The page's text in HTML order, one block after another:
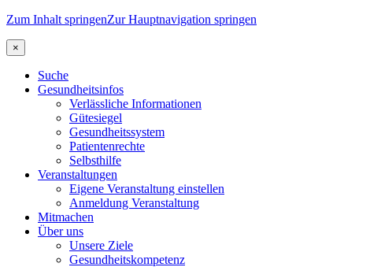
Zum Inhalt springenZur Hauptnavigation springen
×
Suche
Gesundheitsinfos
Verlässliche Informationen
Gütesiegel
Gesundheitssystem
Patientenrechte
Selbsthilfe
Veranstaltungen
Eigene Veranstaltung einstellen
Anmeldung Veranstaltung
Mitmachen
Über uns
Unsere Ziele
Gesundheitskompetenz